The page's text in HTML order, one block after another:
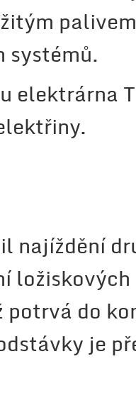
systémů.
elektrárna
najíždění
do
je